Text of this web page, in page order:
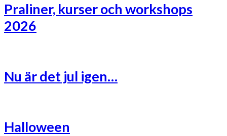
Praliner, kurser och workshops
2026
Nu är det jul igen…
Halloween